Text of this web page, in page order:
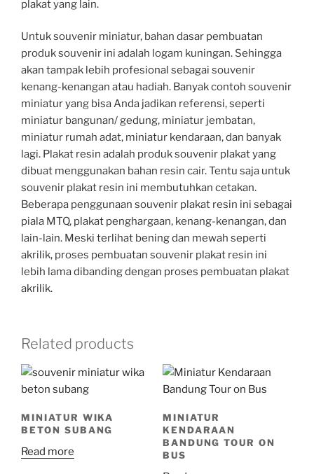
plakat yang lain.
Untuk souvenir miniatur, bahan dasar pembuatan
produk souvenir ini adalah logam kuningan. Sehingga
akan tampak lebih profesional sebagai souvenir
kenang-kenangan atau hadiah. Banyak contoh souvenir
miniatur yang bisa Anda jadikan referensi, seperti
miniatur bangunan/ gedung, miniatur jembatan,
miniatur rumah adat, miniatur kendaraan, dan banyak
lagi. Plakat resin adalah produk souvenir plakat yang
dibuat menggunakan bahan resin cair. Tentu saja untuk
souvenir plakat resin ini membutuhkan cetakan.
Beberapa penggunaan souvenir plakat resin ini sebagai
piala MTQ, plakat penghargaan, kenang-kenangan, dan
lain-lain. Meski terlihat bening dan mewah seperti
akrilik, proses pembuatan souvenir plakat resin ini
lebih lama dibanding dengan proses pembuatan plakat
akrilik.
Related products
MINIATUR WIKA
BETON SUBANG
Read more
MINIATUR
KENDARAAN
BANDUNG TOUR ON
BUS